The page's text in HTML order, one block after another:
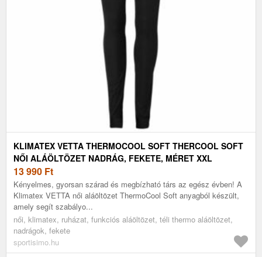
KLIMATEX VETTA THERMOCOOL SOFT THERCOOL SOFT
NŐI ALÁÖLTÖZET NADRÁG, FEKETE, MÉRET XXL
13 990 Ft
Kényelmes, gyorsan szárad és megbízható társ az egész évben! A
Klimatex VETTA női aláöltözet ThermoCool Soft anyagból készült,
amely segít szabályo...
női, klimatex, ruházat, funkciós aláöltözet, téli thermo aláöltözet,
nadrágok, fekete
sportisimo.hu